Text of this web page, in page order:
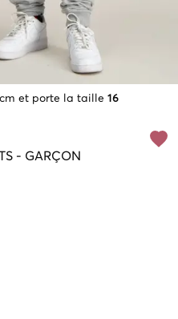
cm et porte la taille 16
- GARÇON